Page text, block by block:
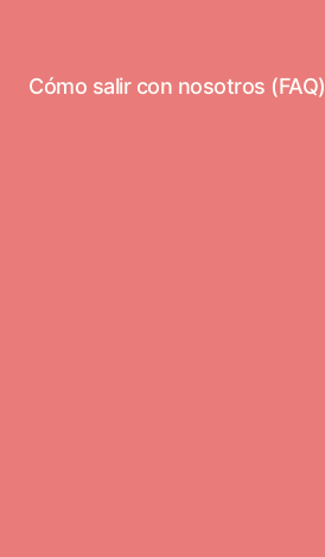
Cómo salir con nosotros (FAQ)